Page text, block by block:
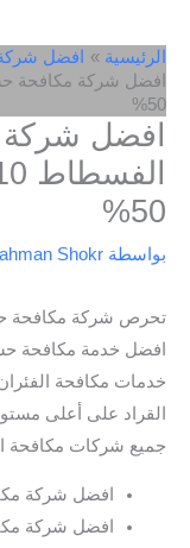
الرئيسية
افضل
50%
افضل
50%
بواسطة Shokr
تحرص شركة مكافحة
افضل خدمة مكافحة
خدمات مكافحة
القراد على أعلى
جميع شركات
افضل شركة
افضل شركة